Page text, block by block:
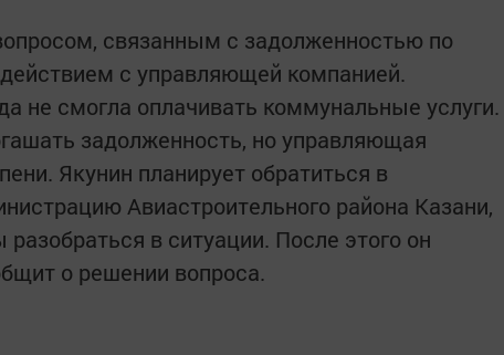
связанным с задолженностью по
с управляющей компанией.
не смогла оплачивать коммунальные услуги.
задолженность, но управляющая
Якунин планирует обратиться в
Авиастроительного района Казани,
в ситуации. После этого он
о решении вопроса.